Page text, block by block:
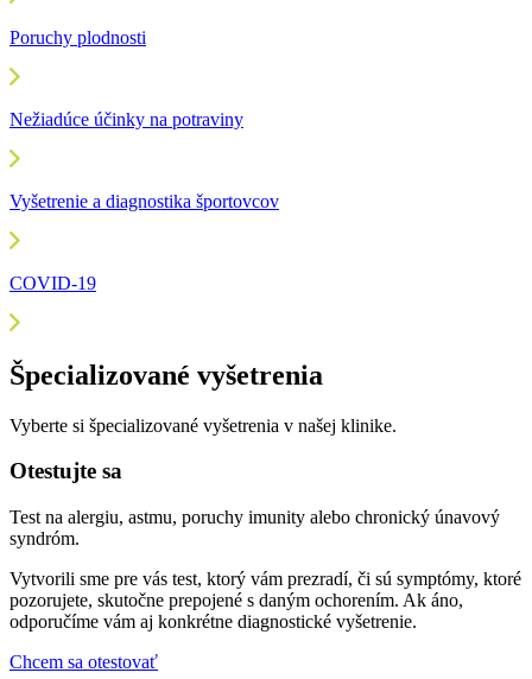
Poruchy plodnosti
Nežiadúce účinky na potraviny
Vyšetrenie a diagnostika športovcov
COVID-19
Špecializované vyšetrenia
Vyberte si špecializované vyšetrenia v našej klinike.
Otestujte sa
Test na alergiu, astmu, poruchy imunity alebo chronický únavový
syndróm.
Vytvorili sme pre vás test, ktorý vám prezradí, či sú symptómy, ktoré
pozorujete, skutočne prepojené s daným ochorením. Ak áno,
odporučíme vám aj konkrétne diagnostické vyšetrenie.
Chcem sa otestovať